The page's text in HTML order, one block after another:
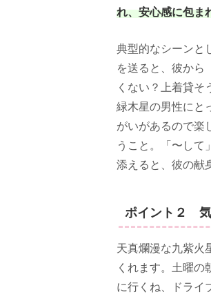
れ、安心感に包ま
典型的なシーンと
を送ると、彼から
くない？上着貸そ
緑木星の男性にと
がいがあるので楽
うこと。「〜して
添えると、彼の献
ポイント２ 気
天真爛漫な九紫火
くれます。土曜の
に行くね、ドライ